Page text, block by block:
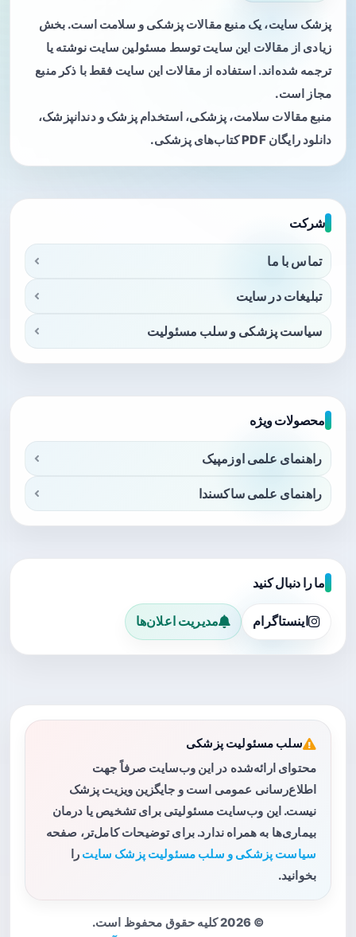
پزشک سایت، یک منبع مقالات پزشکی و سلامت است. بخش
زیادی از مقالات این سایت توسط مسئولین سایت نوشته یا
ترجمه شده‌اند. استفاده از مقالات این سایت فقط با ذکر منبع
مجاز است.
منبع مقالات سلامت، پزشکی، استخدام پزشک و دندانپزشک،
دانلود رایگان PDF کتاب‌های پزشکی.
شرکت
تماس با ما
تبلیغات در سایت
سیاست پزشکی و سلب مسئولیت
محصولات ویژه
راهنمای علمی اوزمپیک
راهنمای علمی ساکسندا
ما را دنبال کنید
اینستاگرام مدیریت اعلان‌ها
سلب مسئولیت پزشکی
محتوای ارائه‌شده در این وب‌سایت صرفاً جهت
اطلاع‌رسانی عمومی است و جایگزین ویزیت پزشک
نیست. این وب‌سایت مسئولیتی برای تشخیص یا درمان
بیماری‌ها به همراه ندارد. برای توضیحات کامل‌تر، صفحه
سیاست پزشکی و سلب مسئولیت پزشک سایت را
بخوانید.
© 2026 کلیه حقوق محفوظ است.